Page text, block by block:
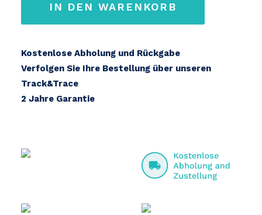
400
Menge
IN DEN WARENKORB
Kostenlose Abholung und Rückgabe
Verfolgen Sie Ihre Bestellung über unseren
Track&Trace
2 Jahre Garantie